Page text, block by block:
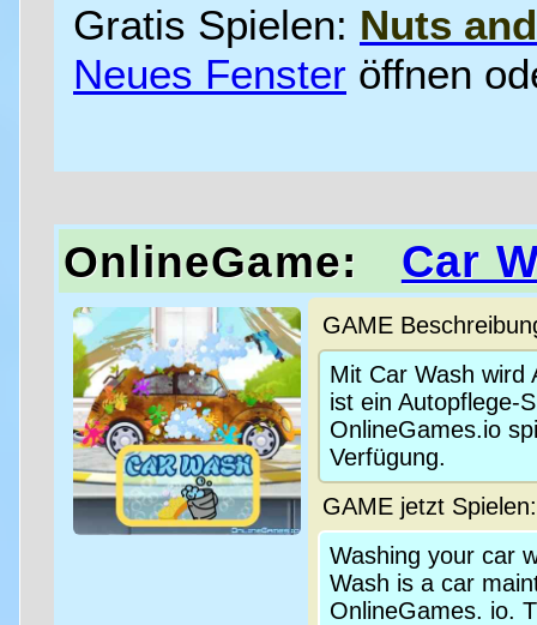
Gratis Spielen: Nuts
Neues Fenster öffnen
OnlineGame: Car
GAME
Mit Car Wash wird
ist ein Autopflege-
OnlineGames.io
Verfügung.
GAME jetzt
Washing your car
Wash is a car
OnlineGames. io.